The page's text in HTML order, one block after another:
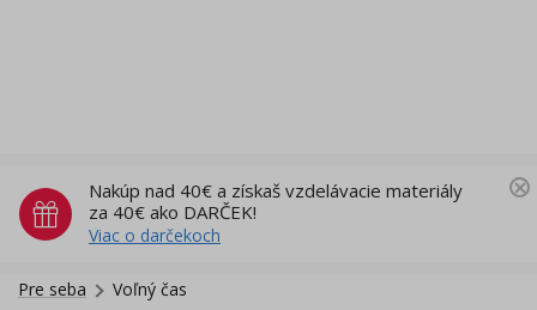
Nakúp nad 40€ a získaš vzdelávacie materiály
za 40€ ako DARČEK!
Viac o darčekoch
Pre seba Voľný čas